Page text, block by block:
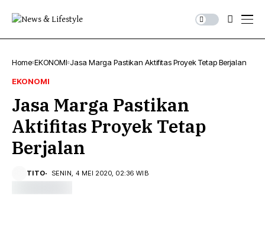
Home EKONOMI Jasa Marga Pastikan Aktifitas Proyek Tetap Berjalan
EKONOMI
Jasa Marga Pastikan
Aktifitas Proyek Tetap
Berjalan
TITO SENIN, 4 MEI 2020, 02:36 WIB